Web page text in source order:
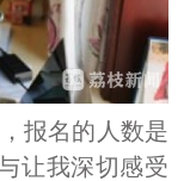
报名的人数是
让我深切感受